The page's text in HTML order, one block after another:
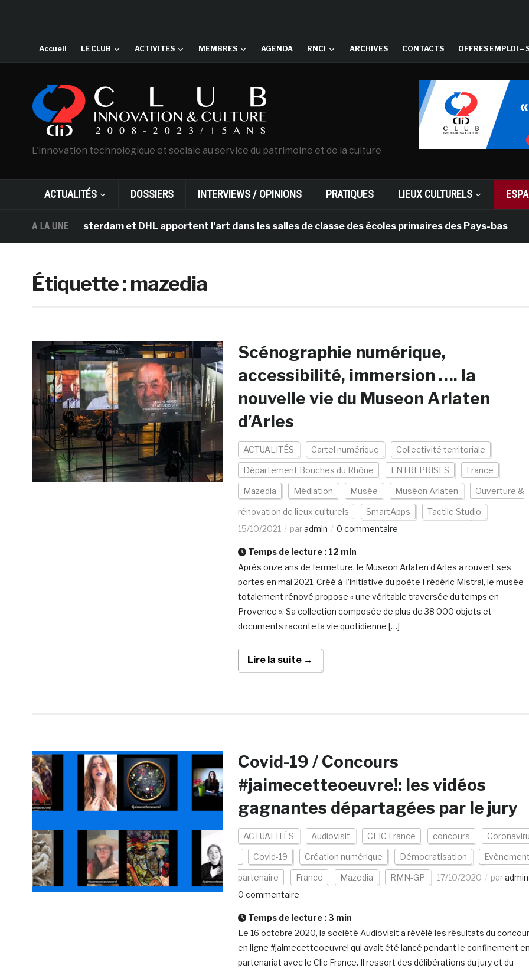
Accueil LE CLUB ACTIVITES MEMBRES AGENDA RNCI ARCHIVES CONTACTS OFFRES EMPLOI –
L'innovation technologique et sociale au service du patrimoine et de la culture
ACTUALITÉS DOSSIERS INTERVIEWS / OPINIONS PRATIQUES LIEUX CULTURELS
A LA UNE
d’Amsterdam et DHL apportent l’art dans les salles de classe des écoles primaires des Pays-bas il y a
Étiquette :mazedia
Scénographie numérique,
accessibilité, immersion …. la
nouvelle vie du Museon Arlaten
d’Arles
ACTUALITÉS Cartel numérique Collectivité territoriale
Département Bouches du Rhône ENTREPRISES France
Mazedia Médiation Musée Muséon Arlaten Ouverture &
rénovation de lieux culturels SmartApps
Tactile Studio
15/10/2021
paradmin 0 commentaire
Temps de lecture : 12 min
Après onze ans de fermeture, le Museon Arlaten d’Arles a rouvert ses
portes en mai 2021. Créé à l’initiative du poète Frédéric Mistral, le musée
totalement rénové propose « une véritable traversée du temps en
Provence ». Sa collection composée de plus de 38 000 objets et
documents raconte la vie quotidienne […]
Lire la suite →
Covid-19 / Concours
#jaimecetteoeuvre!: les vidéos
gagnantes départagées par le jury
ACTUALITÉS Audiovisit CLIC France concours
Covid-19 Création numérique Démocratisation
partenaire France Mazedia RMN-GP 17/10/2020 paradmin
0 commentaire
Temps de lecture : 3 min
Le 16 octobre 2020, la société Audiovisit a révélé les résultats du
en ligne #jaimecetteoeuvre! qui avait été lancé pendant le confinement
partenariat avec le Clic France. Il ressort des délibérations du jury et du